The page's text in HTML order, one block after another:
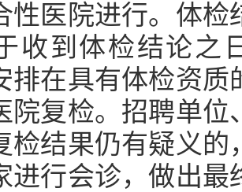
性医院进行。体
收到体检结论之
排在具有体检资
院复检。招聘单
检结果仍有疑义
进行会诊，做出